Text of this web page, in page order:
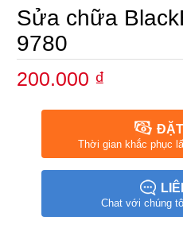
Sửa chữa
9780
200.000 ₫
Thời gian khắc phục
Chat với chúng